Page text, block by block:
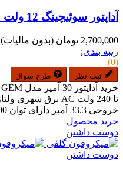
آداپتور سوئیچینگ 12 ولت 30 آمپر جم
2,700,000 تومان
(بدون مالیات)
رتبه بندی:
(0)
ثبت نظر طرح سوال
خروجی 33.3 آمپر دارای توان 400 وا
خرید محصول
دوست داشتن
دوست داشتن